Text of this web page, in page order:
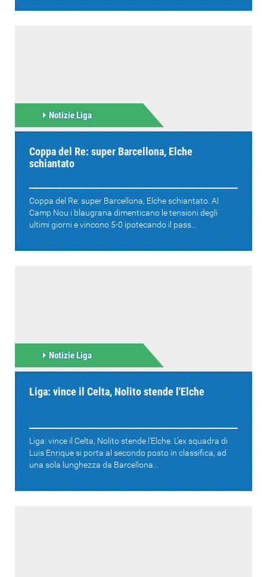
Notizie Liga
Coppa del Re: super Barcellona, Elche
schiantato
Coppa del Re: super Barcellona, Elche schiantato. Al
Camp Nou i blaugrana dimenticano le tensioni degli
ultimi giorni e vincono 5-0 ipotecando il pass...
Notizie Liga
Liga: vince il Celta, Nolito stende l'Elche
Liga: vince il Celta, Nolito stende l'Elche. L'ex squadra di
Luis Enrique si porta al secondo posto in classifica, ad
una sola lunghezza da Barcellona...